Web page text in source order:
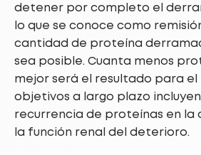
detener por completo el
lo que se conoce como
cantidad de proteína
sea posible. Cuanta menos
mejor será el resultado para el
objetivos a largo plazo
recurrencia de proteínas en la
la función renal del deterioro.